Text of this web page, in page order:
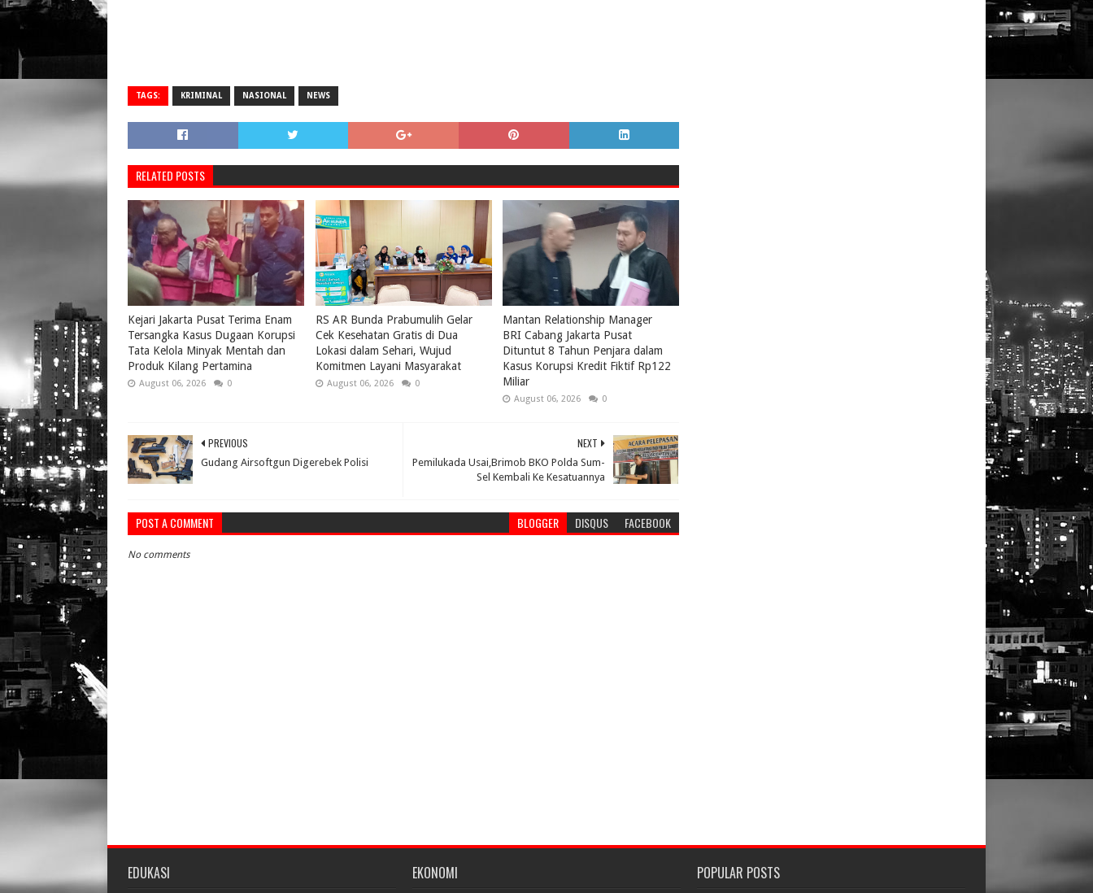
TAGS: KRIMINAL NASIONAL NEWS
RELATED POSTS
Kejari Jakarta Pusat Terima Enam
Tersangka Kasus Dugaan Korupsi
Tata Kelola Minyak Mentah dan
Produk Kilang Pertamina
August 06, 2026 0
RS AR Bunda Prabumulih Gelar
Cek Kesehatan Gratis di Dua
Lokasi dalam Sehari, Wujud
Komitmen Layani Masyarakat
August 06, 2026 0
Mantan Relationship Manager
BRI Cabang Jakarta Pusat
Dituntut 8 Tahun Penjara dalam
Kasus Korupsi Kredit Fiktif Rp122
Miliar
August 06, 2026 0
NEXT
Pemilukada Usai,Brimob BKO Polda Sum-
Sel Kembali Ke Kesatuannya
PREVIOUS
Gudang Airsoftgun Digerebek Polisi
POST A COMMENT BLOGGER DISQUS FACEBOOK
No comments
EDUKASI EKONOMI POPULAR POSTS